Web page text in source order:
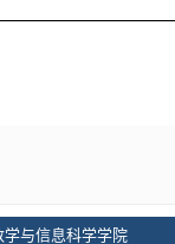
学与信息科学学院